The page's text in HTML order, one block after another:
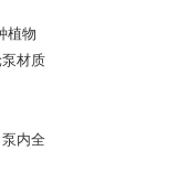
植物
材质
内全